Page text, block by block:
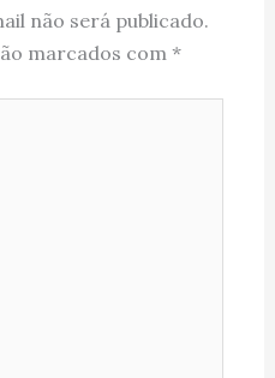
não será publicado.
marcados com *